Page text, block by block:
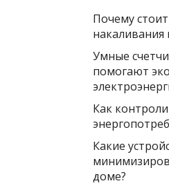
Почему
накаливания
Умные
помогают
Как
Какие
доме?